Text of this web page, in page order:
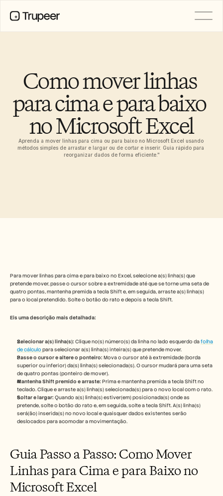
Como mover linhas
para cima e para baixo
no Microsoft Excel
Aprenda a mover linhas para cima ou para baixo no Microsoft Excel usando
métodos simples de arrastar e largar ou de cortar e inserir. Guia rápido para
reorganizar dados de forma eficiente."
Para mover linhas para cima e para baixo no Excel, selecione a(s) linha(s) que
pretende mover, passe o cursor sobre a extremidade até que se torne uma seta de
quatro pontas, mantenha premida a tecla Shift e, em seguida, arraste a(s) linha(s)
para o local pretendido. Solte o botão do rato e depois a tecla Shift.
Eis uma descrição mais detalhada:
Selecionar a(s) linha(s): Clique no(s) número(s) da linha no lado esquerdo da folha
de cálculo para selecionar a(s) linha(s) inteira(s) que pretende mover.
Passe o cursor e altere o ponteiro: Mova o cursor até à extremidade (borda
superior ou inferior) da(s) linha(s) selecionada(s). O cursor mudará para uma seta
de quatro pontas (ponteiro de mover).
Mantenha Shift premido e arraste: Prima e mantenha premida a tecla Shift no
teclado. Clique e arraste a(s) linha(s) selecionada(s) para o novo local com o rato.
Soltar e largar: Quando a(s) linha(s) estiver(em) posicionada(s) onde as
pretende, solte o botão do rato e, em seguida, solte a tecla Shift. A(s) linha(s)
será(ão) inserida(s) no novo local e quaisquer dados existentes serão
deslocados para acomodar a movimentação.
Guia Passo a Passo: Como Mover
Linhas para Cima e para Baixo no
Microsoft Excel
Histórias de clientes
Centro de Ajuda
Preços
Carreiras
Tradução
Base de Conhecimento
Avatares de IA
Kits de marca
Páginas partilhadas
Gravação de ecrã com IA
Gestão da Mudança
Capacitação de vendas
Pré-venda
Marketing de Produto
Formação
Marcar uma demonstração